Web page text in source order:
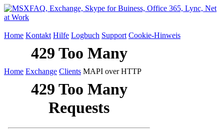
Home Kontakt Hilfe Logbuch Support Cookie-Hinweis
Home Exchange Clients MAPI over HTTP